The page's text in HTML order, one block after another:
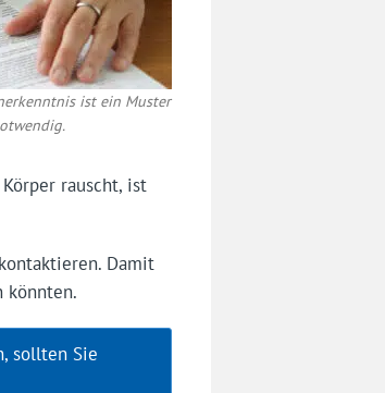
ist ein Muster
rauscht, ist
Damit
könnten.
sollten Sie